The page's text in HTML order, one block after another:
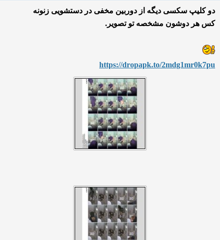
دو کلیپ سکسی دیگه از دوربین مخفی در دستشویی زنونه
کس هر دوشون مشخصه تو تصویر.
https://dropapk.to/2mdg1mr0k7pu